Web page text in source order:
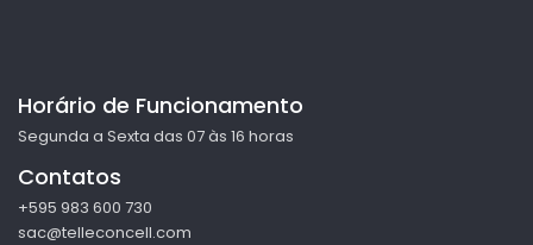
Horário de Funcionamento
Segunda a Sexta das 07 às 16 horas
Contatos
+595 983 600 730
sac@telleconcell.com